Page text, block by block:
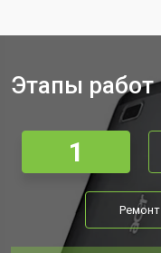
Этапы работ
1
Ремонт